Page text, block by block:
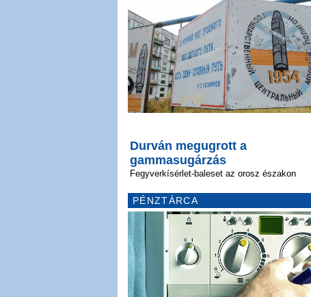
Durván megugrott a
gammasugárzás
Fegyverkísérlet-baleset az orosz északon
PÉNZTÁRCA